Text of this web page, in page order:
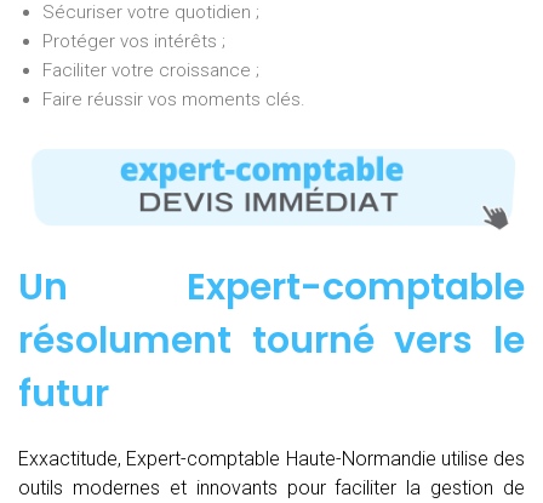
Sécuriser votre quotidien ;
Protéger vos intérêts ;
Faciliter votre croissance ;
Faire réussir vos moments clés.
Un Expert-comptable
résolument tourné vers le
futur
Exxactitude, Expert-comptable Haute-Normandie utilise des
outils modernes et innovants pour faciliter la gestion de